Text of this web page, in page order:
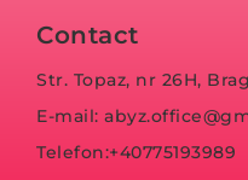
Contact
Str. Topaz, nr 26H,
E-mail:
Telefon:+40775193989